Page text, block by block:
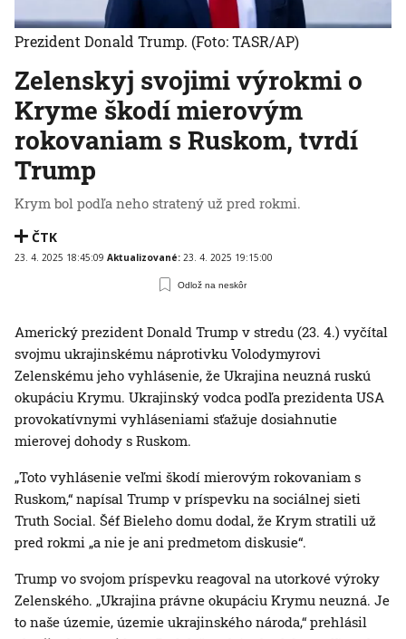
Zelenskyj svojimi výrokmi o
Kryme škodí mierovým
rokovaniam s Ruskom, tvrdí
Trump
Krym bol podľa neho stratený už pred rokmi.
ČTK
23. 4. 2025 18:45:09 Aktualizované: 23. 4. 2025 19:15:00
Odlož na neskôr
Prezident Donald Trump. (Foto: TASR/AP)
Americký prezident Donald Trump v stredu (23. 4.) vyčítal
svojmu ukrajinskému náprotivku Volodymyrovi
Zelenskému jeho vyhlásenie, že Ukrajina neuzná ruskú
okupáciu Krymu. Ukrajinský vodca podľa prezidenta USA
provokatívnymi vyhláseniami sťažuje dosiahnutie
mierovej dohody s Ruskom.
„Toto vyhlásenie veľmi škodí mierovým rokovaniam s
Ruskom,“ napísal Trump v príspevku na sociálnej sieti
Truth Social. Šéf Bieleho domu dodal, že Krym stratili už
pred rokmi „a nie je ani predmetom diskusie“.
Trump vo svojom príspevku reagoval na utorkové výroky
Zelenského. „Ukrajina právne okupáciu Krymu neuzná. Je
to naše územie, územie ukrajinského národa,“ prehlásil